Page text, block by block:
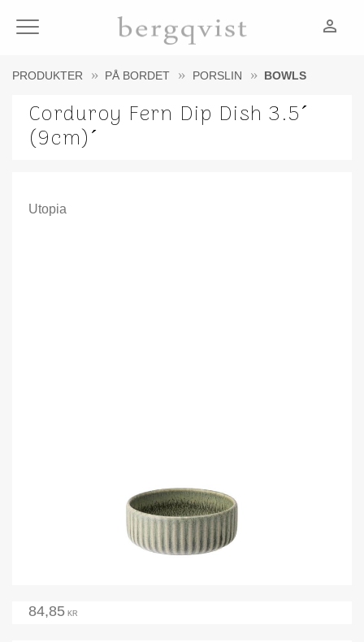
Meny person_outline
PRODUKTER PÅ BORDET PORSLIN BOWLS
Corduroy Fern Dip Dish 3.5´
(9cm)´
Utopia
84,85 KR